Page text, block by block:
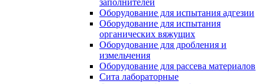
заполнителей
Оборудование для испытания адгезии
Оборудование для испытания
органических вяжущих
Оборудование для дробления и
измельчения
Оборудование для рассева материалов
Сита лабораторные